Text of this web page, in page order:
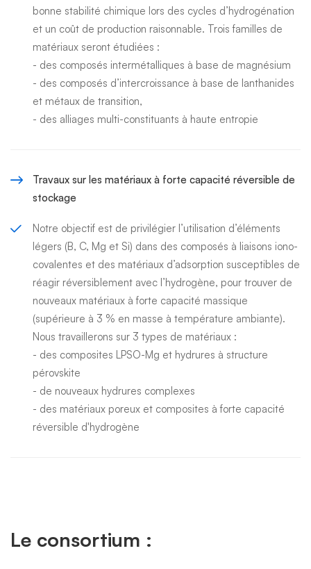
bonne stabilité chimique lors des cycles d’hydrogénation
et un coût de production raisonnable. Trois familles de
matériaux seront étudiées :
- des composés intermétalliques à base de magnésium
- des composés d’intercroissance à base de lanthanides
et métaux de transition,
- des alliages multi-constituants à haute entropie
Travaux sur les matériaux à forte capacité réversible de
stockage
Notre objectif est de privilégier l’utilisation d’éléments
légers (B, C, Mg et Si) dans des composés à liaisons iono-
covalentes et des matériaux d’adsorption susceptibles de
réagir réversiblement avec l’hydrogène, pour trouver de
nouveaux matériaux à forte capacité massique
(supérieure à 3 % en masse à température ambiante).
Nous travaillerons sur 3 types de matériaux :
- des composites LPSO-Mg et hydrures à structure
pérovskite
- de nouveaux hydrures complexes
- des matériaux poreux et composites à forte capacité
réversible d'hydrogène
Le consortium :